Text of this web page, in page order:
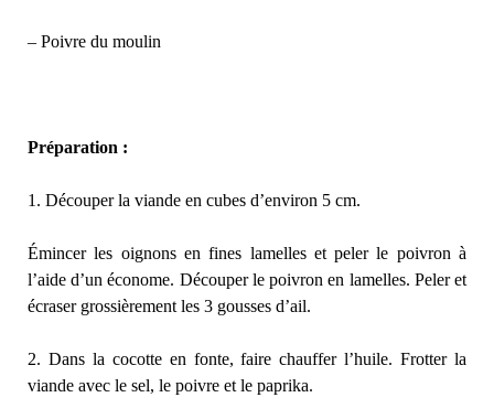
– Poivre du moulin
Préparation :
1. Découper la viande en cubes d’environ 5 cm.
Émincer les oignons en fines lamelles et peler le poivron à
l’aide d’un économe. Découper le poivron en lamelles. Peler et
écraser grossièrement les 3 gousses d’ail.
2. Dans la cocotte en fonte, faire chauffer l’huile. Frotter la
viande avec le sel, le poivre et le paprika.